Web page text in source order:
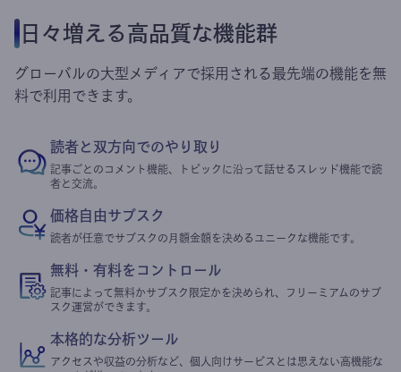
日々増える高品質な機能群
グローバルの大型メディアで採用される最先端の機能を無
料で利用できます。
読者と双方向でのやり取り
記事ごとのコメント機能、トピックに沿って話せるスレッド機能で読
者と交流。
価格自由サブスク
読者が任意でサブスクの月額金額を決めるユニークな機能です。
無料・有料をコントロール
記事によって無料かサブスク限定かを決められ、フリーミアムのサブ
スク運営ができます。
本格的な分析ツール
アクセスや収益の分析など、個人向けサービスとは思えない高機能な